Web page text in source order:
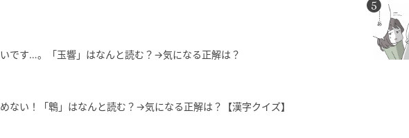
です…。「玉響」はなんと読む？→気になる正解は？
ない！「鵯」はなんと読む？→気になる正解は？【漢字クイズ】